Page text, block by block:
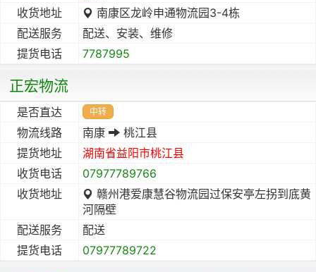
收货地址
南康区龙岭申通物流园3-4栋
配送服务
配送、安装、维修
提货电话
7787995
正宏物流
是否直达 中转
物流线路 南康
桃江县
提货地址
湖南省益阳市桃江县
收货电话
07977789766
收货地址
赣州港爱康慧谷物流园过保安亭左拐到底黄
河隔壁
配送服务
配送
提货电话
07977789722